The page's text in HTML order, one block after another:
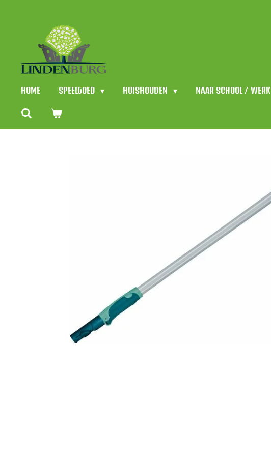
hoofdinhoud
HOME SPEELGOED HUISHOUDEN NAAR SCHOOL / WERK